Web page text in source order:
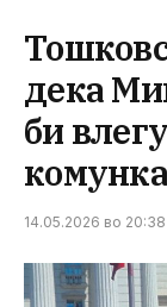
дека
би
14.05.2026 во 20:38